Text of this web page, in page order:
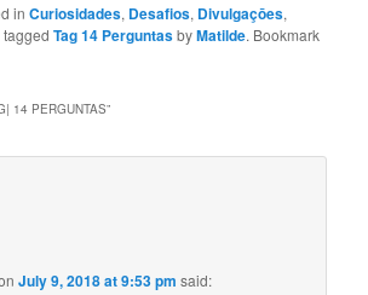
inCuriosidades, Desafios, Divulgaçōes,
taggedTag 14 PerguntasbyMatilde. Bookmark
14 PERGUNTAS”
July 9, 2018 at 9:53 pm said: